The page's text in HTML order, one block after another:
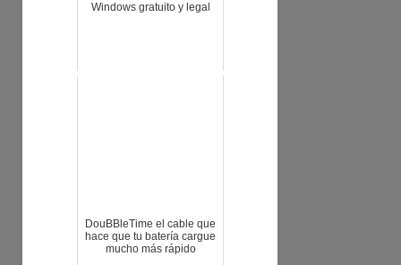
Windows gratuito y legal
DouBBleTime el cable que
hace que tu batería cargue
mucho más rápido